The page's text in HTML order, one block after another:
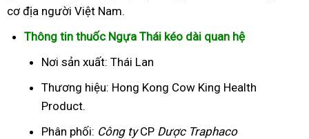
cơ địa người Việt Nam.
Thông tin thuốc Ngựa Thái kéo dài quan hệ
Nơi sản xuất: Thái Lan
Thương hiệu: Hong Kong Cow King Health
Product.
Phân phối: Công tyCP Dược Traphaco